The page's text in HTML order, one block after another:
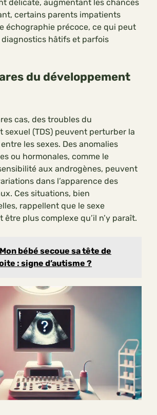
délicate, augmentant les chances
certains parents impatients
échographie précoce, ce qui peut
hâtifs et parfois
du développement
cas, des troubles du
sexuel (TDS) peuvent perturber la
les sexes. Des anomalies
ou hormonales, comme le
aux androgènes, peuvent
dans l’apparence des
Ces situations, bien
rappellent que le sexe
être plus complexe qu’il n’y paraît.
Mon bébé secoue sa tête de
: signe d’autisme ?